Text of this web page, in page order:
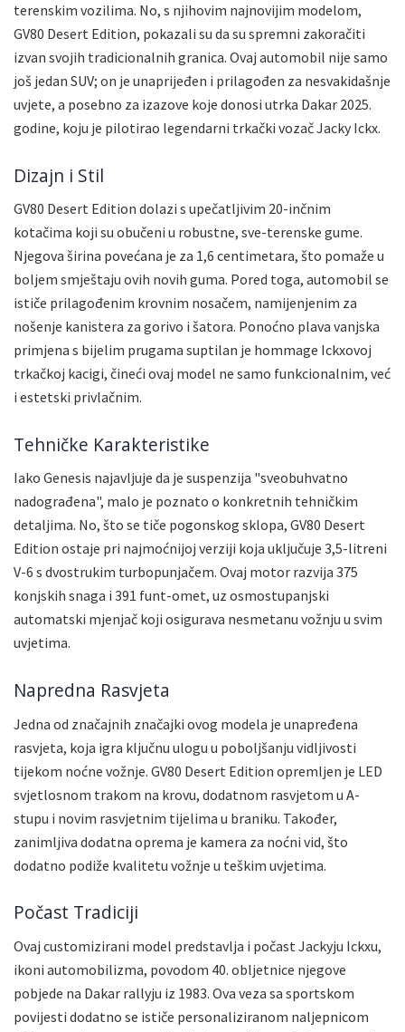
terenskim vozilima. No, s njihovim najnovijim modelom,
GV80 Desert Edition, pokazali su da su spremni zakoračiti
izvan svojih tradicionalnih granica. Ovaj automobil nije samo
još jedan SUV; on je unaprijeđen i prilagođen za nesvakidašnje
uvjete, a posebno za izazove koje donosi utrka Dakar 2025.
godine, koju je pilotirao legendarni trkački vozač Jacky Ickx.
Dizajn i Stil
GV80 Desert Edition dolazi s upečatljivim 20-inčnim
kotačima koji su obučeni u robustne, sve-terenske gume.
Njegova širina povećana je za 1,6 centimetara, što pomaže u
boljem smještaju ovih novih guma. Pored toga, automobil se
ističe prilagođenim krovnim nosačem, namijenjenim za
nošenje kanistera za gorivo i šatora. Ponoćno plava vanjska
primjena s bijelim prugama suptilan je hommage Ickxovoj
trkačkoj kacigi, čineći ovaj model ne samo funkcionalnim, već
i estetski privlačnim.
Tehničke Karakteristike
Iako Genesis najavljuje da je suspenzija "sveobuhvatno
nadograđena", malo je poznato o konkretnih tehničkim
detaljima. No, što se tiče pogonskog sklopa, GV80 Desert
Edition ostaje pri najmoćnijoj verziji koja uključuje 3,5-litreni
V-6 s dvostrukim turbopunjačem. Ovaj motor razvija 375
konjskih snaga i 391 funt-omet, uz osmostupanjski
automatski mjenjač koji osigurava nesmetanu vožnju u svim
uvjetima.
Napredna Rasvjeta
Jedna od značajnih značajki ovog modela je unapređena
rasvjeta, koja igra ključnu ulogu u poboljšanju vidljivosti
tijekom noćne vožnje. GV80 Desert Edition opremljen je LED
svjetlosnom trakom na krovu, dodatnom rasvjetom u A-
stupu i novim rasvjetnim tijelima u braniku. Također,
zanimljiva dodatna oprema je kamera za noćni vid, što
dodatno podiže kvalitetu vožnje u teškim uvjetima.
Počast Tradiciji
Ovaj customizirani model predstavlja i počast Jackyju Ickxu,
ikoni automobilizma, povodom 40. obljetnice njegove
pobjede na Dakar rallyju iz 1983. Ova veza sa sportskom
povijesti dodatno se ističe personaliziranom naljepnicom